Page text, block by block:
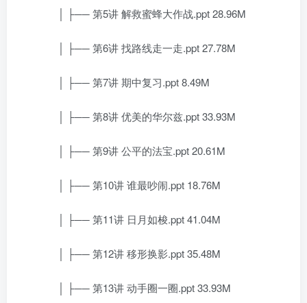
│ ├── 第5讲 解救蜜蜂大作战.ppt 28.96M
│ ├── 第6讲 找路线走一走.ppt 27.78M
│ ├── 第7讲 期中复习.ppt 8.49M
│ ├── 第8讲 优美的华尔兹.ppt 33.93M
│ ├── 第9讲 公平的法宝.ppt 20.61M
│ ├── 第10讲 谁最吵闹.ppt 18.76M
│ ├── 第11讲 日月如梭.ppt 41.04M
│ ├── 第12讲 移形换影.ppt 35.48M
│ ├── 第13讲 动手圈一圈.ppt 33.93M